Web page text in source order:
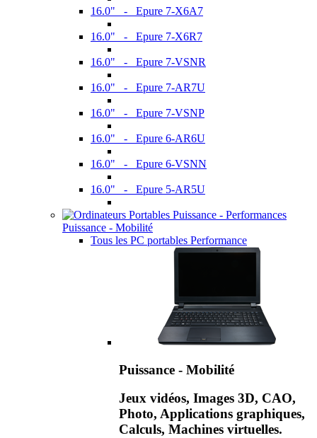
16.0" - Epure 7-X6A7
16.0" - Epure 7-X6R7
16.0" - Epure 7-VSNR
16.0" - Epure 7-AR7U
16.0" - Epure 7-VSNP
16.0" - Epure 6-AR6U
16.0" - Epure 6-VSNN
16.0" - Epure 5-AR5U
Puissance - Mobilité
Tous les PC portables Performance
Puissance - Mobilité
Jeux vidéos, Images 3D, CAO,
Photo, Applications graphiques,
Calculs, Machines virtuelles.